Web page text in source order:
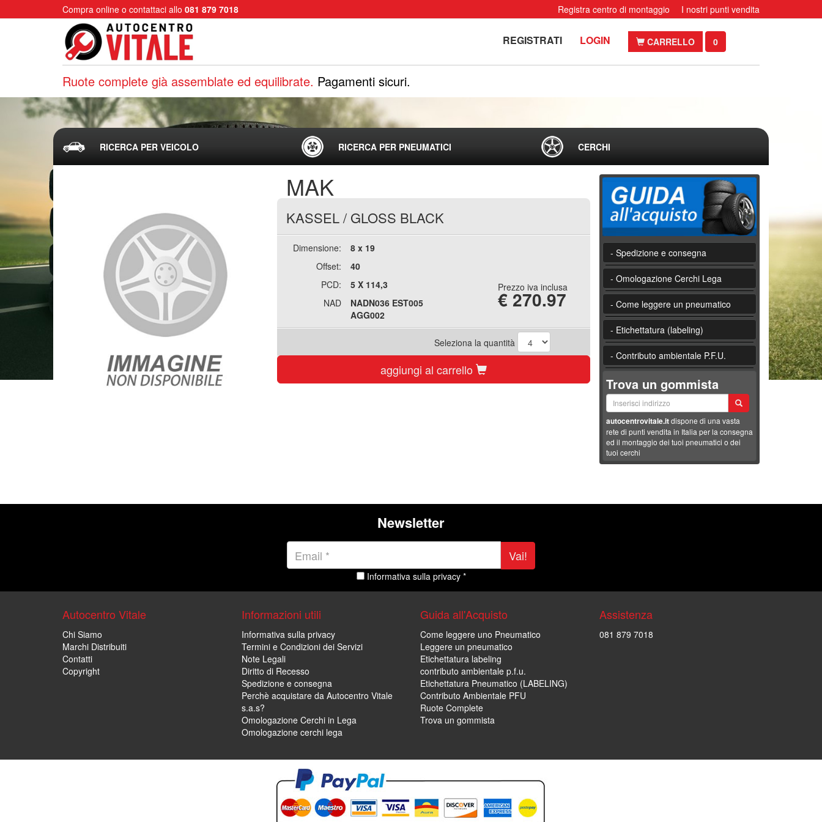
Compra online o contattaci allo 081 879 7018 Registra centro di montaggio I nostri punti vendita
REGISTRATI LOGIN CARRELLO 0
Ruote complete già assemblate ed equilibrate. Pagamenti sicuri.
RICERCA PER VEICOLO RICERCA PER PNEUMATICI CERCHI
MAK
KASSEL/ GLOSS BLACK
Dimensione:
8 x 19
Offset:
40
PCD:
5 X 114,3
NAD
NADN036 EST005
AGG002
Prezzo iva inclusa
€ 270.97
Seleziona la quantità
aggiungi al carrello
- Spedizione e consegna
- Omologazione Cerchi Lega
- Come leggere un pneumatico
- Etichettatura (labeling)
- Contributo ambientale P.F.U.
Trova un gommista
autocentrovitale.itdispone di una vasta
rete di punti vendita in Italia per la consegna
ed il montaggio dei tuoi pneumatici o dei
tuoi cerchi
Newsletter
Vai!
Informativa sulla privacy *
Autocentro Vitale
Chi Siamo
Marchi Distribuiti
Contatti
Copyright
Informazioni utili
Informativa sulla privacy
Termini e Condizioni dei Servizi
Note Legali
Diritto di Recesso
Spedizione e consegna
Perchè acquistare da Autocentro Vitale
s.a.s?
Omologazione Cerchi in Lega
Omologazione cerchi lega
Guida all'Acquisto
Come leggere uno Pneumatico
Leggere un pneumatico
Etichettatura labeling
contributo ambientale p.f.u.
Etichettatura Pneumatico (LABELING)
Contributo Ambientale PFU
Ruote Complete
Trova un gommista
Assistenza
081 879 7018